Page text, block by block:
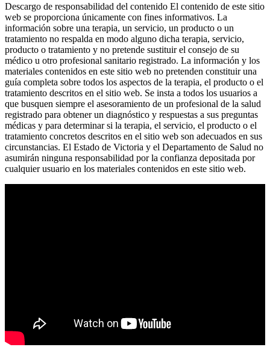
Descargo de responsabilidad del contenido El contenido de este sitio
web se proporciona únicamente con fines informativos. La
información sobre una terapia, un servicio, un producto o un
tratamiento no respalda en modo alguno dicha terapia, servicio,
producto o tratamiento y no pretende sustituir el consejo de su
médico u otro profesional sanitario registrado. La información y los
materiales contenidos en este sitio web no pretenden constituir una
guía completa sobre todos los aspectos de la terapia, el producto o el
tratamiento descritos en el sitio web. Se insta a todos los usuarios a
que busquen siempre el asesoramiento de un profesional de la salud
registrado para obtener un diagnóstico y respuestas a sus preguntas
médicas y para determinar si la terapia, el servicio, el producto o el
tratamiento concretos descritos en el sitio web son adecuados en sus
circunstancias. El Estado de Victoria y el Departamento de Salud no
asumirán ninguna responsabilidad por la confianza depositada por
cualquier usuario en los materiales contenidos en este sitio web.